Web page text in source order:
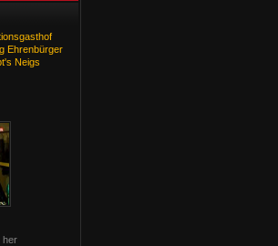
Ehrenbürger
Neigs
her